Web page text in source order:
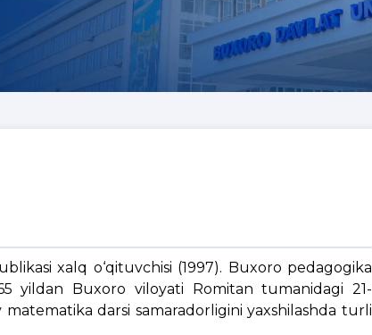
xalq o‘qituvchisi (1997). Buxoro pedagogika
yildan Buxoro viloyati Romitan tumanidagi 21-
darsi samaradorligini yaxshilashda turli